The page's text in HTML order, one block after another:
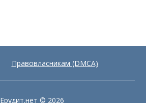
Правовласникам (DMCA)
Ерудит.нет © 2026